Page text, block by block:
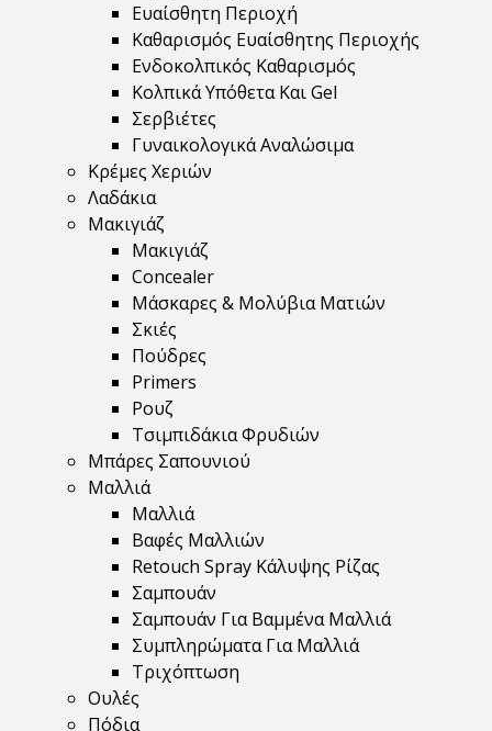
Ευαίσθητη Περιοχή
Καθαρισμός Ευαίσθητης Περιοχής
Ενδοκολπικός Καθαρισμός
Κολπικά Υπόθετα Και Gel
Σερβιέτες
Γυναικολογικά Αναλώσιμα
Κρέμες Χεριών
Λαδάκια
Μακιγιάζ
Μακιγιάζ
Concealer
Μάσκαρες & Μολύβια Ματιών
Σκιές
Πούδρες
Primers
Ρουζ
Τσιμπιδάκια Φρυδιών
Μπάρες Σαπουνιού
Μαλλιά
Μαλλιά
Βαφές Μαλλιών
Retouch Spray Κάλυψης Ρίζας
Σαμπουάν
Σαμπουάν Για Βαμμένα Μαλλιά
Συμπληρώματα Για Μαλλιά
Τριχόπτωση
Ουλές
Πόδια